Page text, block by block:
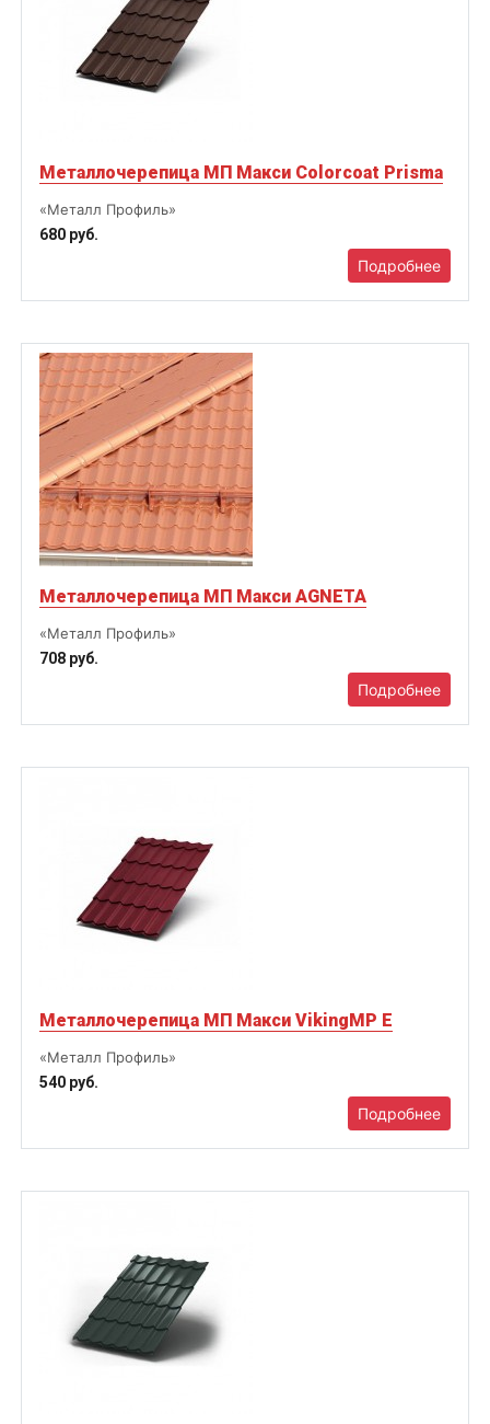
Металлочерепица МП Макси Colorcoat Prisma
«Металл Профиль»
680 руб.
Подробнее
Металлочерепица МП Макси AGNETA
«Металл Профиль»
708 руб.
Подробнее
Металлочерепица МП Макси VikingMP E
«Металл Профиль»
540 руб.
Подробнее